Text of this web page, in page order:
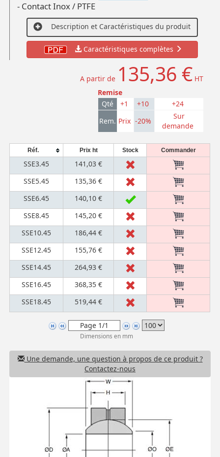
- Contact Inox / PTFE
Description et Caractéristiques du produit
Caractéristiques complètes
A partir de 135,36 € HT
Remise
Qté
+1 +10
+24
Rem. Prix -20%
Sur
demande
Réf. Prix ht Stock Commander
SSE3.45
141,03 €
SSE5.45
135,36 €
SSE6.45
140,10 €
SSE8.45
145,20 €
SSE10.45
186,44 €
SSE12.45
155,76 €
SSE14.45
264,93 €
SSE16.45
368,35 €
SSE18.45
519,44 €
Dimensions en mm
Une demande, une question à propos de ce produit ?
Contactez-nous